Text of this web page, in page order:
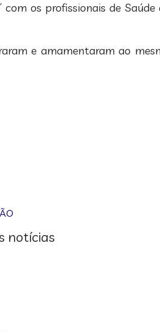
os profissionais de Saúde
e amamentaram ao
notícias